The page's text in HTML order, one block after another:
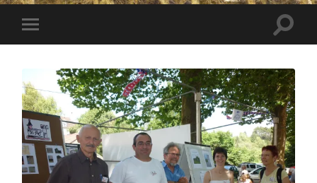
Toggle
mobile
Toggle